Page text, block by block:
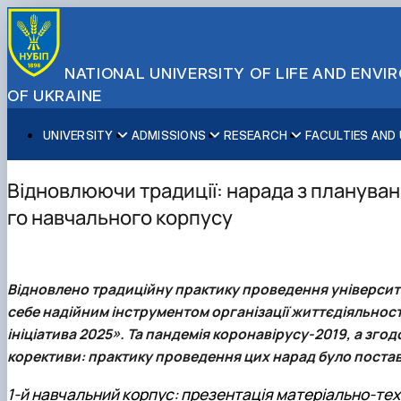
NATIONAL UNIVERSITY OF LIFE AND
OF UKRAINE
UNIVERSITY
About NUBiP
Campus & Facilities
Distinguished Community
ADMISSIONS
Academic Programs
International Student Support
About Ukraine and Kyiv
RESEARCH
Research Excellence
Projects
Publications & Journals
Science for Business
FACULTIES AND
Educational and Research Institutes
Educational & Research Farms
Research Institutes
Partnerships
Erasmus+ Mobility
International Relations Office
Faculties and Units
Press Service
Відновлюючи традиції: нарада з
го навчального корпусу
Відновлено традиційну практику проведення
себе надійним інструментом організації
ініціатива 2025». Та пандемія коронавірусу-2019, а
корективи: практику проведення цих нарад було
1-й навчальний корпус: презентація матеріально-